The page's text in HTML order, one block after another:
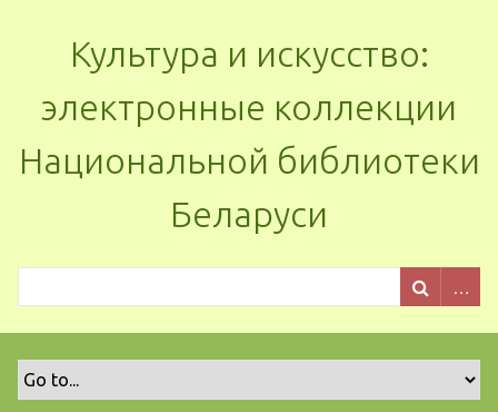
Культура и искусство:
электронные коллекции
Национальной библиотеки
Беларуси